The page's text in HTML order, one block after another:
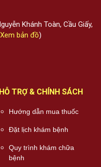
Khánh Toàn, Cầu Giấy,
Xem bản đồ)
HỖ TRỢ & CHÍNH SÁCH
Hướng dẫn mua thuốc
Đặt lịch khám bệnh
Quy trình khám chữa
bệnh